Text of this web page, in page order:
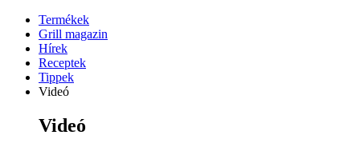
Termékek
Grill magazin
Hírek
Receptek
Tippek
Videó
Videó